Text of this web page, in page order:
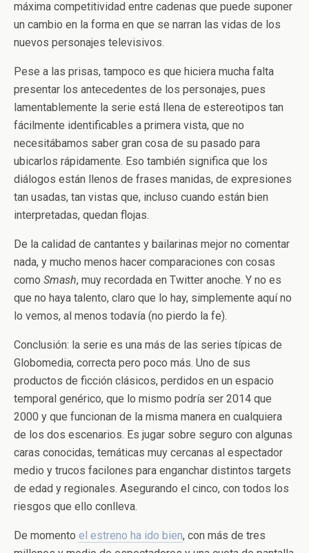
máxima competitividad entre cadenas que puede suponer
un cambio en la forma en que se narran las vidas de los
nuevos personajes televisivos.
Pese a las prisas, tampoco es que hiciera mucha falta
presentar los antecedentes de los personajes, pues
lamentablemente la serie está llena de estereotipos tan
fácilmente identificables a primera vista, que no
necesitábamos saber gran cosa de su pasado para
ubicarlos rápidamente. Eso también significa que los
diálogos están llenos de frases manidas, de expresiones
tan usadas, tan vistas que, incluso cuando están bien
interpretadas, quedan flojas.
De la calidad de cantantes y bailarinas mejor no comentar
nada, y mucho menos hacer comparaciones con cosas
como Smash, muy recordada en Twitter anoche. Y no es
que no haya talento, claro que lo hay, simplemente aquí no
lo vemos, al menos todavía (no pierdo la fe).
Conclusión: la serie es una más de las series típicas de
Globomedia, correcta pero poco más. Uno de sus
productos de ficción clásicos, perdidos en un espacio
temporal genérico, que lo mismo podría ser 2014 que
2000 y que funcionan de la misma manera en cualquiera
de los dos escenarios. Es jugar sobre seguro con algunas
caras conocidas, temáticas muy cercanas al espectador
medio y trucos facilones para enganchar distintos targets
de edad y regionales. Asegurando el cinco, con todos los
riesgos que ello conlleva.
De momento el estreno ha ido bien, con más de tres